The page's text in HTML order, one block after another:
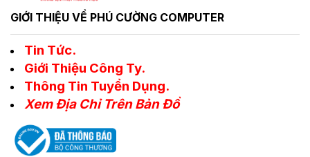
GIỚI THIỆU VỀ PHÚ CƯỜNG COMPUTER
Tin Tức.
Giới Thiệu Công Ty.
Thông Tin Tuyển Dụng.
Xem Địa Chỉ Trên Bản Đồ